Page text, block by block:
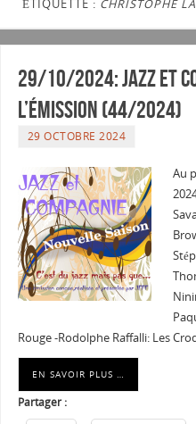
ÉTIQUETTE : CHRISTOPHE
29/10/2024: Jazz et
l’émission (44/2024)
29 OCTOBRE 2024
Au
Rouge -Rodolphe Raffalli: Les
EN SAVOIR PLUS …
Partager :